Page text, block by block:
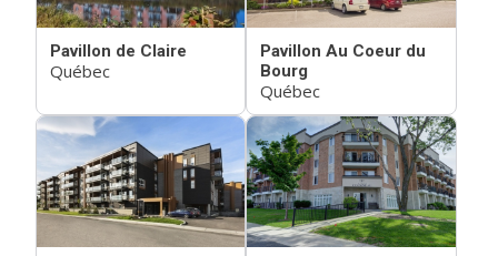
Pavillon de Claire
Québec
Pavillon Au Coeur du
Bourg
Québec